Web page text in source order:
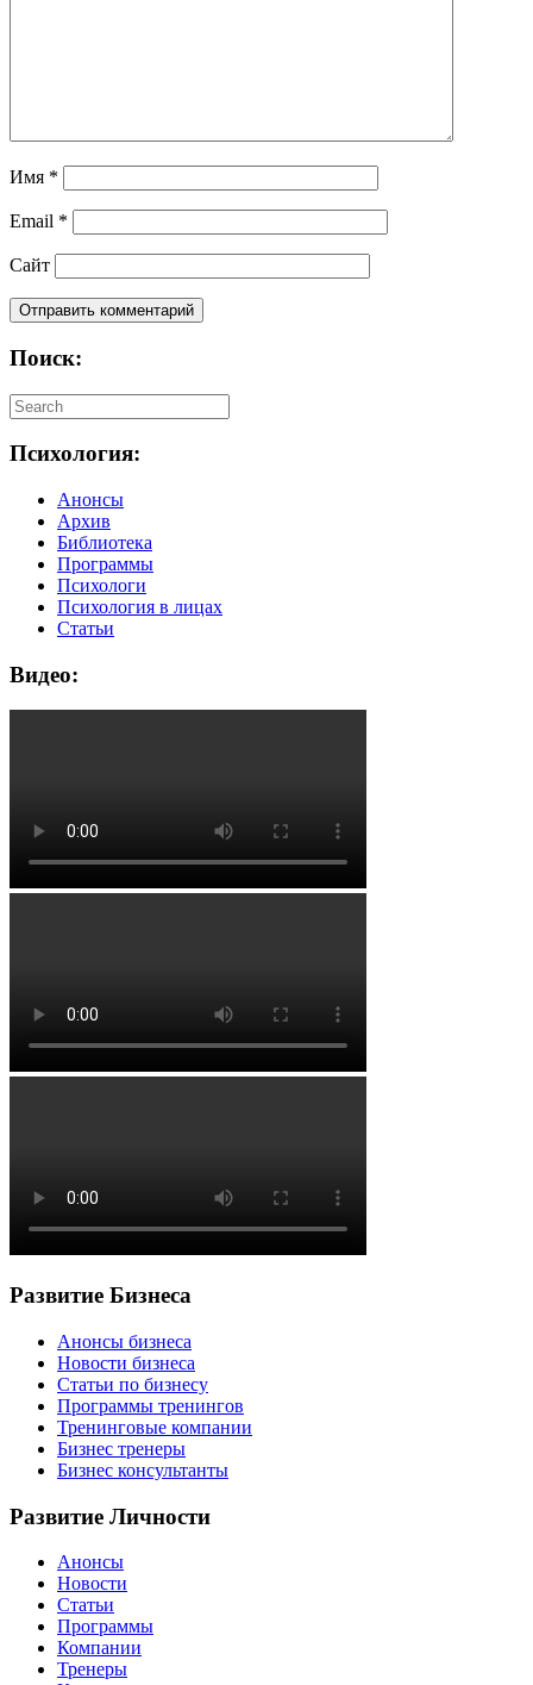
Имя *
Email *
Сайт
Поиск:
Психология:
Анонсы
Архив
Библиотека
Программы
Психологи
Психология в лицах
Статьи
Видео:
Развитие Бизнеса
Анонсы бизнеса
Новости бизнеса
Статьи по бизнесу
Программы тренингов
Тренинговые компании
Бизнес тренеры
Бизнес консультанты
Развитие Личности
Анонсы
Новости
Статьи
Программы
Компании
Тренеры